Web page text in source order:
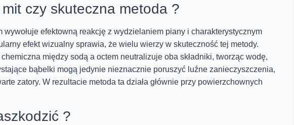
czy skuteczna metoda ?
wywołuje efektowną reakcję z wydzielaniem piany i charakterystycznym
efekt wizualny sprawia, że wielu wierzy w skuteczność tej metody.
między sodą a octem neutralizuje oba składniki, tworząc wodę,
bąbelki mogą jedynie nieznacznie poruszyć luźne zanieczyszczenia,
zatory. W rezultacie metoda ta działa głównie przy powierzchownych
?